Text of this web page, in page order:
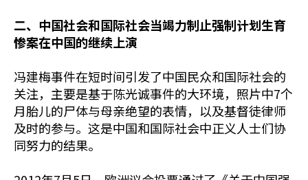
二、中国社会和国际社会当竭力制止强制计划生育
惨案在中国的继续上演
冯建梅事件在短时间引发了中国民众和国际社会的
关注，主要是基于陈光诚事件的大环境，照片中7个
月胎儿的尸体与母亲绝望的表情，以及基督徒律师
及时的参与。这是中国和国际社会中正义人士们协
同努力的结果。